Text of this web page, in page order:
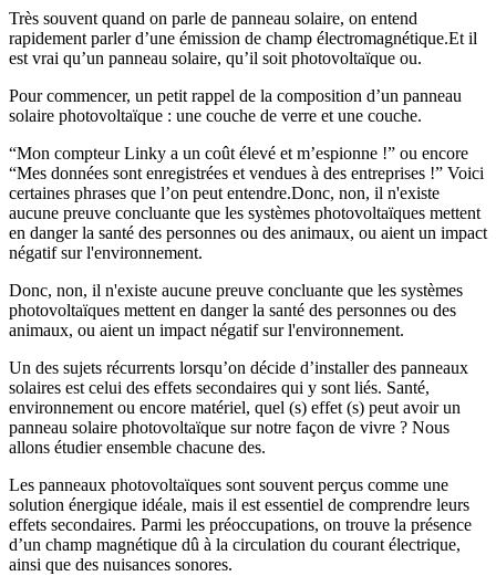
Très souvent quand on parle de panneau solaire, on entend
rapidement parler d’une émission de champ électromagnétique.Et il
est vrai qu’un panneau solaire, qu’il soit photovoltaïque ou.
Pour commencer, un petit rappel de la composition d’un panneau
solaire photovoltaïque : une couche de verre et une couche.
“Mon compteur Linky a un coût élevé et m’espionne !” ou encore
“Mes données sont enregistrées et vendues à des entreprises !” Voici
certaines phrases que l’on peut entendre.Donc, non, il n'existe
aucune preuve concluante que les systèmes photovoltaïques mettent
en danger la santé des personnes ou des animaux, ou aient un impact
négatif sur l'environnement.
Donc, non, il n'existe aucune preuve concluante que les systèmes
photovoltaïques mettent en danger la santé des personnes ou des
animaux, ou aient un impact négatif sur l'environnement.
Un des sujets récurrents lorsqu’on décide d’installer des panneaux
solaires est celui des effets secondaires qui y sont liés. Santé,
environnement ou encore matériel, quel (s) effet (s) peut avoir un
panneau solaire photovoltaïque sur notre façon de vivre ? Nous
allons étudier ensemble chacune des.
Les panneaux photovoltaïques sont souvent perçus comme une
solution énergique idéale, mais il est essentiel de comprendre leurs
effets secondaires. Parmi les préoccupations, on trouve la présence
d’un champ magnétique dû à la circulation du courant électrique,
ainsi que des nuisances sonores.